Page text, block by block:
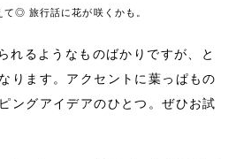
て◎ 旅行話に花が咲くかも。
れるようなものばかりですが、と
ります。アクセントに葉っぱもの
ングアイデアのひとつ。ぜひお試